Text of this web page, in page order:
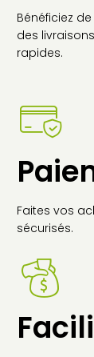
Bénéficiez
des
rapides.
Faites vos
sécurisés.